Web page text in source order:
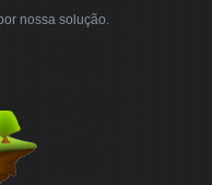
nossa solução.